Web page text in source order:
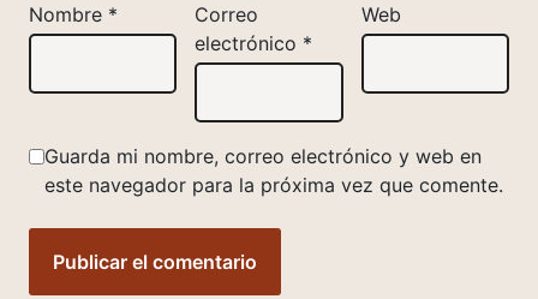
Nombre *
Correo
electrónico *
Web
Guarda mi nombre, correo electrónico y web en
este navegador para la próxima vez que comente.